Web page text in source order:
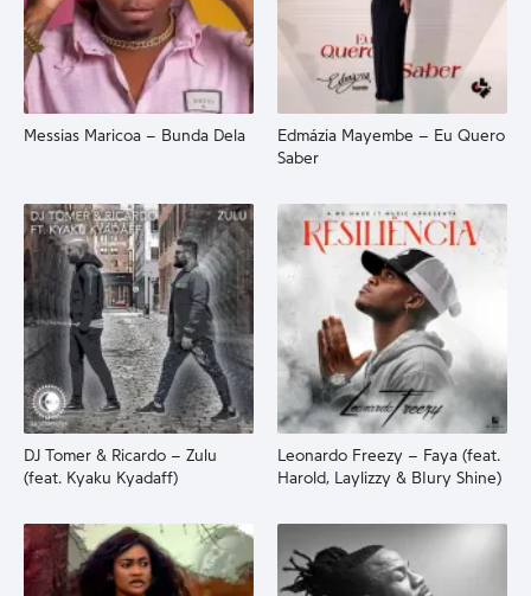
Messias Maricoa – Bunda Dela
Edmázia Mayembe – Eu Quero
Saber
DJ Tomer & Ricardo – Zulu
(feat. Kyaku Kyadaff)
Leonardo Freezy – Faya (feat.
Harold, Laylizzy & BIury Shine)